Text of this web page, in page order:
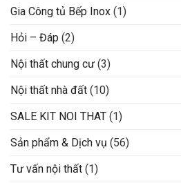
Gia Công tủ Bếp Inox (1)
Hỏi – Đáp (2)
Nội thất chung cư (3)
Nội thất nhà đất (10)
SALE KIT NOI THAT (1)
Sản phẩm & Dịch vụ (56)
Tư vấn nội thất (1)